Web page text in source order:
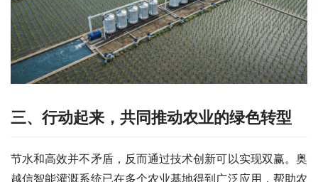
三、 行动起来，共同推动农业的绿色转型
节水和高效并不矛盾，反而通过技术创新可以实现双赢。奥
越信智能灌溉系统已在多个农业基地得到广泛应用，帮助农